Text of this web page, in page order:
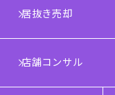
居抜き売却
店舗コンサル